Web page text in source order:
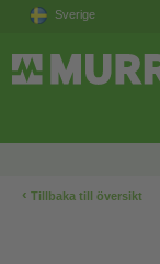
Sverige
‹ Tillbaka till översikt